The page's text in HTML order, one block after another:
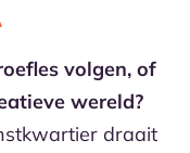
volgen, of
wereld?
draait